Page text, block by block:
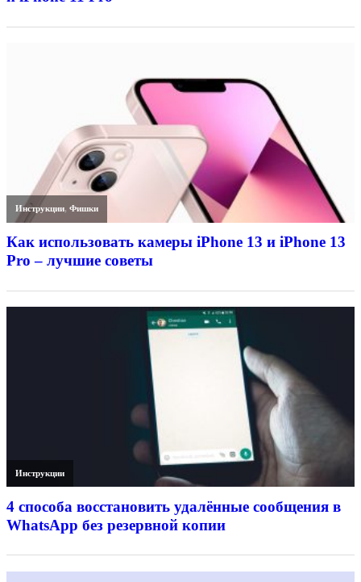
Инструкции,Фишки
Как использовать камеры iPhone 13 и iPhone 13
Pro – лучшие советы
Инструкции
4 способа восстановить удалённые сообщения в
WhatsApp без резервной копии